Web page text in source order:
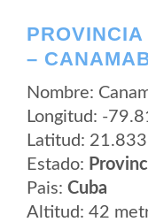
–
Nombre:
Longitud: -
Latitud:
Estado:
Pais: Cuba
Altitud: 42